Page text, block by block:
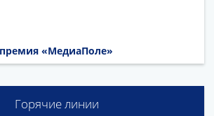
«МедиаПоле»
Горячие линии